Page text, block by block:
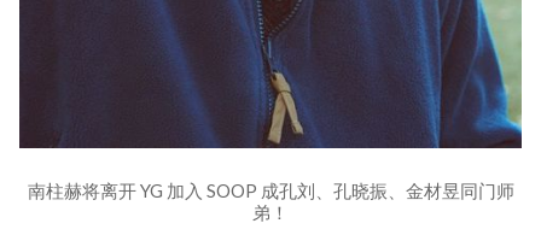
南柱赫将离开 YG 加入 SOOP 成孔刘、孔晓振、金材昱同门师
弟！